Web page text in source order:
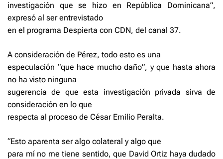
investigación que se hizo en República Dominicana”,
expresó al ser entrevistado
en el programa Despierta con CDN, del canal 37.
A consideración de Pérez, todo esto es una
especulación “que hace mucho daño”, y que hasta ahora
no ha visto ninguna
sugerencia de que esta investigación privada sirva de
consideración en lo que
respecta al proceso de César Emilio Peralta.
“Esto aparenta ser algo colateral y algo que
para mí no me tiene sentido, que David Ortiz haya dudado